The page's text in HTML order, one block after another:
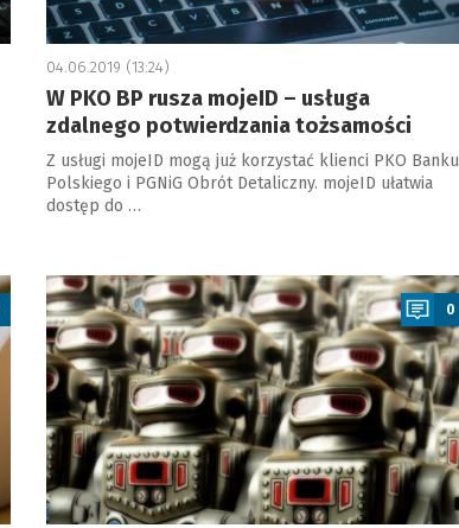
04.06.2019 (13:24)
W PKO BP rusza mojeID – usługa
zdalnego potwierdzania tożsamości
Z usługi mojeID mogą już korzystać klienci PKO Banku
Polskiego i PGNiG Obrót Detaliczny. mojeID ułatwia
dostęp do …
a
0